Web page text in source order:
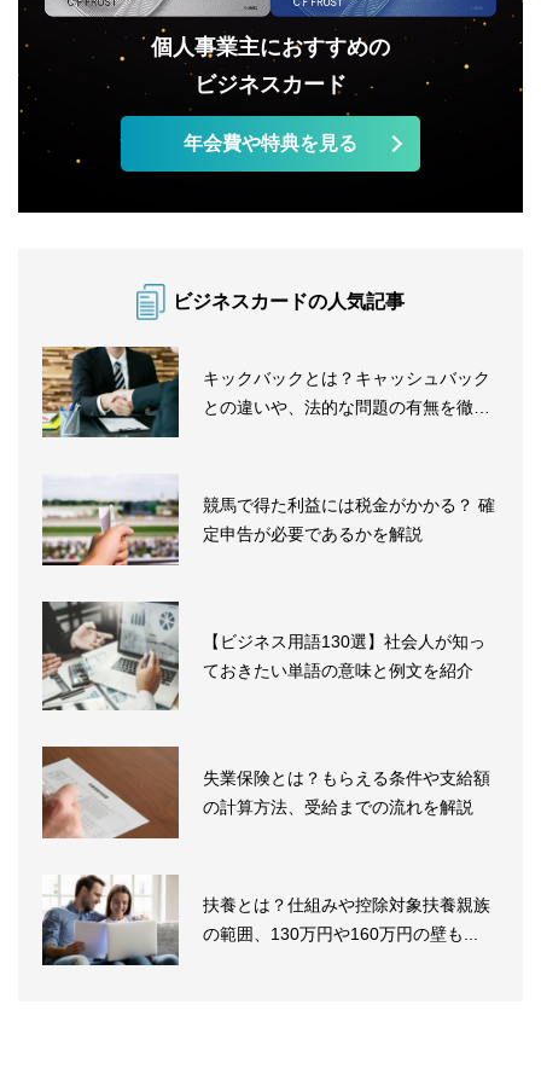
個人事業主におすすめの
ビジネスカード
年会費や特典を見る
ビジネスカードの人気記事
キックバックとは？キャッシュバック
との違いや、法的な問題の有無を徹底
競馬で得た利益には税金がかかる？ 確
定申告が必要であるかを解説
【ビジネス用語130選】社会人が知っ
ておきたい単語の意味と例文を紹介
失業保険とは？もらえる条件や支給額
の計算方法、受給までの流れを解説
扶養とは？仕組みや控除対象扶養親族
の範囲、130万円や160万円の壁も...